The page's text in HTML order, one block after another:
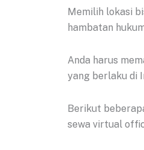
Memilih lokasi
hambatan
Anda harus
yang berlaku di
Berikut
sewa virtual